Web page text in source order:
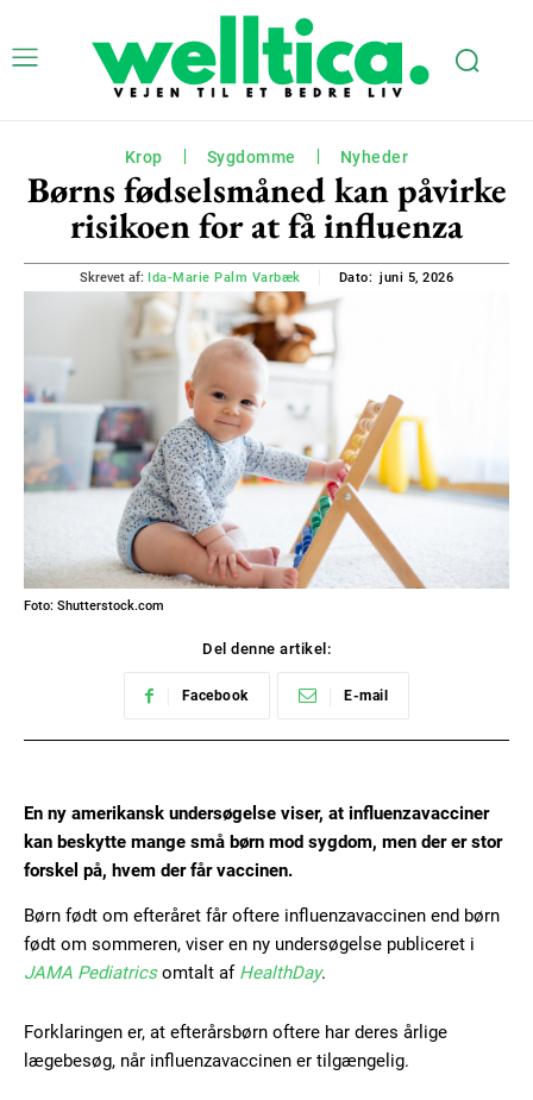
Krop Sygdomme Nyheder
Børns fødselsmåned kan påvirke
risikoen for at få influenza
Skrevet af: Ida-Marie Palm Varbæk Dato: juni 5, 2026
Foto: Shutterstock.com
Del denne artikel:
Facebook E-mail
En ny amerikansk undersøgelse viser, at influenzavacciner
kan beskytte mange små børn mod sygdom, men der er stor
forskel på, hvem der får vaccinen.
Børn født om efteråret får oftere influenzavaccinen end børn
født om sommeren, viser en ny undersøgelse publiceret i
JAMA Pediatricsomtalt af HealthDay.
Forklaringen er, at efterårsbørn oftere har deres årlige
lægebesøg, når influenzavaccinen er tilgængelig.